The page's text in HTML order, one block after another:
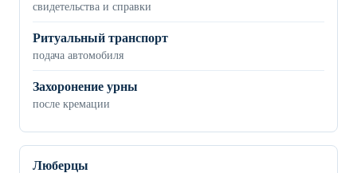
свидетельства и справки
Ритуальный транспорт
подача автомобиля
Захоронение урны
после кремации
Люберцы